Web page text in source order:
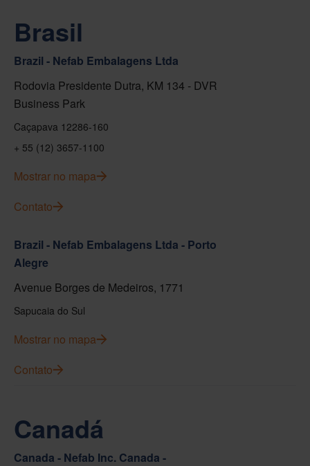
Brasil
Brazil - Nefab Embalagens Ltda
Rodovia Presidente Dutra, KM 134 - DVR
Business Park
Caçapava 12286-160
+ 55 (12) 3657-1100
Mostrar no mapa
Contato
Brazil - Nefab Embalagens Ltda - Porto
Alegre
Avenue Borges de Medeiros, 1771
Sapucaia do Sul
Mostrar no mapa
Contato
Canadá
Canada - Nefab Inc. Canada -